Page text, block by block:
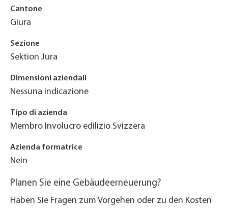
Cantone
Giura
Sezione
Sektion Jura
Dimensioni aziendali
Nessuna indicazione
Tipo di azienda
Membro Involucro edilizio Svizzera
Azienda formatrice
Nein
Planen Sie eine Gebäudeerneuerung?
Haben Sie Fragen zum Vorgehen oder zu den Kosten